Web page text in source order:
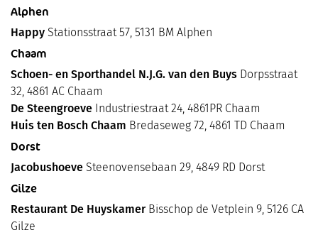
Alphen
Happy Stationsstraat 57, 5131 BM Alphen
Chaam
Schoen- en Sporthandel N.J.G. van den Buys Dorpsstraat
32, 4861 AC Chaam
De Steengroeve Industriestraat 24, 4861PR Chaam
Huis ten Bosch Chaam Bredaseweg 72, 4861 TD Chaam
Dorst
Jacobushoeve Steenovensebaan 29, 4849 RD Dorst
Gilze
Restaurant De Huyskamer Bisschop de Vetplein 9, 5126 CA
Gilze